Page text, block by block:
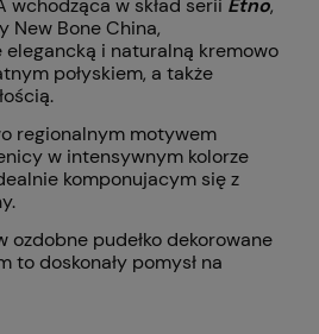
wchodząca w skład serii Etno,
New Bone China,
i naturalną kremowo
połyskiem, a także
regionalnym motywem
w intensywnym kolorze
komponujacym się z
ozdobne pudełko dekorowane
doskonały pomysł na